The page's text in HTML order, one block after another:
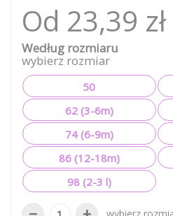
Od 23,39 zł
Według rozmiaru
wybierz rozmiar
50
62 (3-6m)
74 (6-9m)
86 (12-18m)
98 (2-3 l)
wybierz